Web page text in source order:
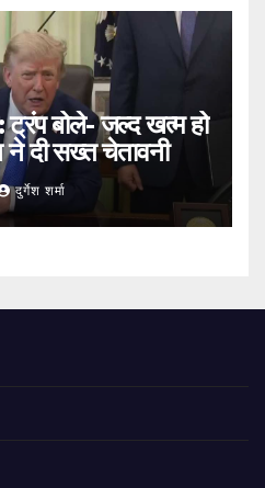
ट्रंप बोले- जल्द खत्म हो
ने दी सख्त चेतावनी
दुर्गेश शर्मा